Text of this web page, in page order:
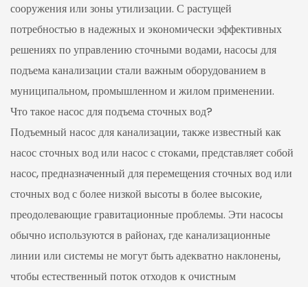
сооружения или зоны утилизации. С растущей
потребностью в надежных и экономически эффективных
решениях по управлению сточными водами, насосы для
подъема канализации стали важным оборудованием в
муниципальном, промышленном и жилом применении.
Что такое насос для подъема сточных вод?
Подъемный насос для канализации, также известный как
насос сточных вод или насос с стоками, представляет собой
насос, предназначенный для перемещения сточных вод или
сточных вод с более низкой высоты в более высокие,
преодолевающие гравитационные проблемы. Эти насосы
обычно используются в районах, где канализационные
линии или системы не могут быть адекватно наклонены,
чтобы естественный поток отходов к очистным